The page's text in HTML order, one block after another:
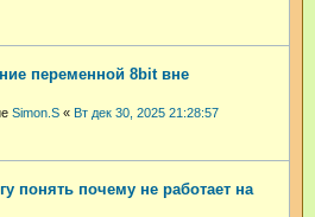
переменной 8bit вне
Simon.S « Вт дек 30, 2025 21:28:57
понять почему не работает на